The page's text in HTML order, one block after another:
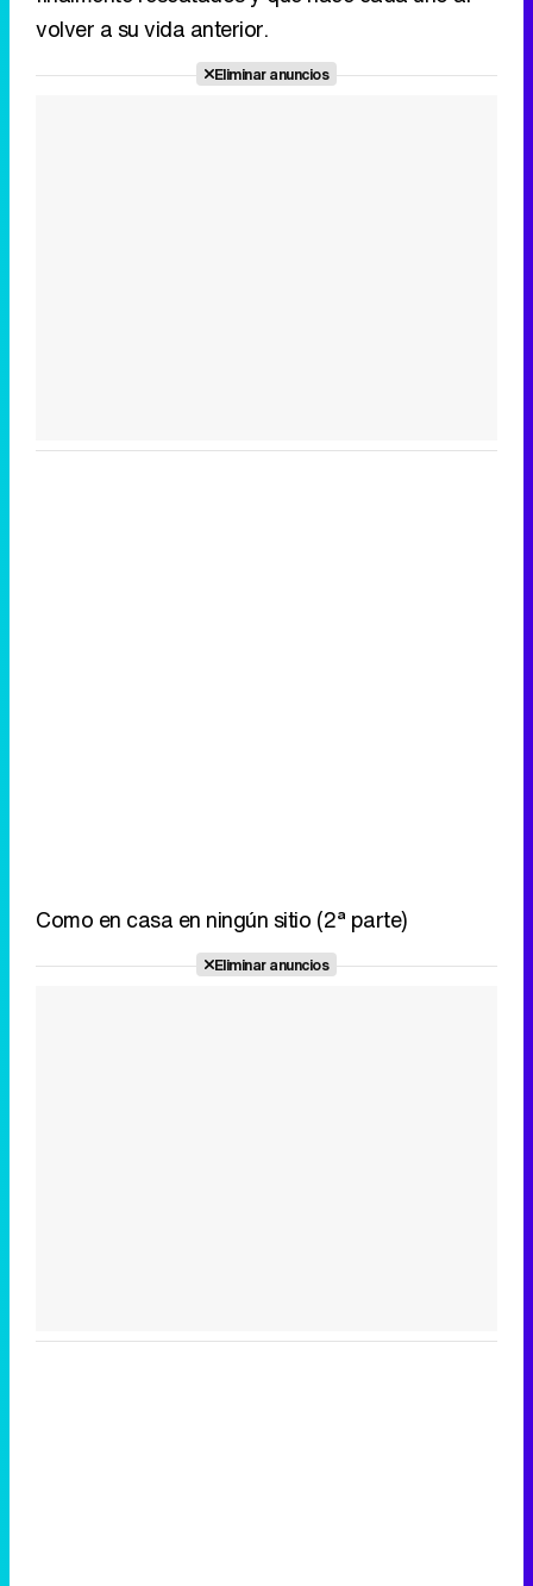
volver a su vida anterior.
Eliminar anuncios
Como en casa en ningún sitio (2ª parte)
Eliminar anuncios